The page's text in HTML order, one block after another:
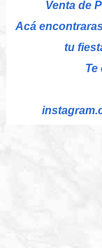
Venta de
Acá
tu
Te